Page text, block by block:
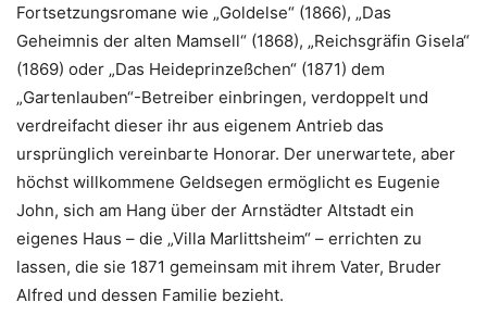
Fortsetzungsromane wie „Goldelse“ (1866), „Das
Geheimnis der alten Mamsell“ (1868), „Reichsgräfin Gisela“
(1869) oder „Das Heideprinzeßchen“ (1871) dem
„Gartenlauben“-Betreiber einbringen, verdoppelt und
verdreifacht dieser ihr aus eigenem Antrieb das
ursprünglich vereinbarte Honorar. Der unerwartete, aber
höchst willkommene Geldsegen ermöglicht es Eugenie
John, sich am Hang über der Arnstädter Altstadt ein
eigenes Haus – die „Villa Marlittsheim“ – errichten zu
lassen, die sie 1871 gemeinsam mit ihrem Vater, Bruder
Alfred und dessen Familie bezieht.